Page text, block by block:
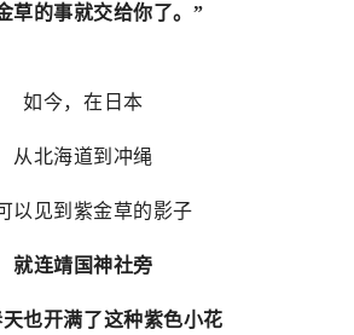
草的事就交给你了。”
如今，在日本
从北海道到冲绳
以见到紫金草的影子
就连靖国神社旁
也开满了这种紫色小花